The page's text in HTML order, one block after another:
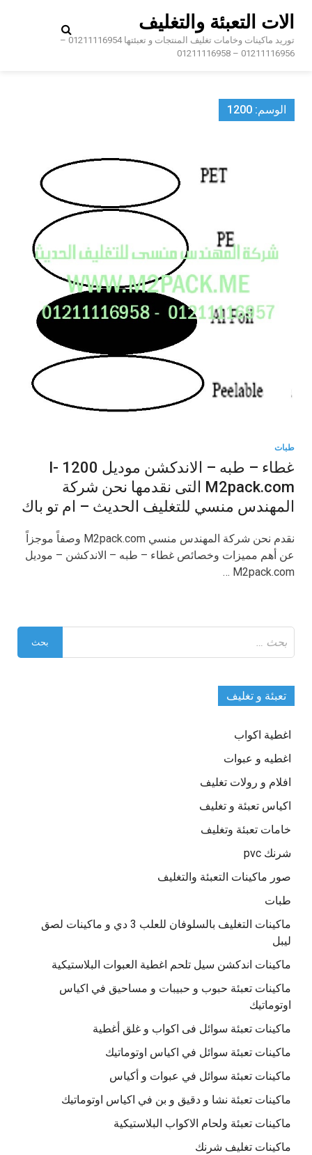
content
الات التعبئة والتغليف
توريد ماكينات وخامات تغليف المنتجات و تعبئتها 01211116954 –
01211116956 – 01211116958
الوسم: 1200
طبات
غطاء – طبه – الاندكشن موديل I- 1200
M2pack.com التى نقدمها نحن شركة
المهندس منسي للتغليف الحديث – ام تو باك
نقدم نحن شركة المهندس منسي M2pack.com وصفاً موجزاً
عن أهم مميزات وخصائص غطاء – طبه – الاندكشن – موديل
M2pack.com …
عن:
تعبئة و تغليف
اغطية اكواب
اغطيه و عبوات
افلام و رولات تغليف
اكياس تعبئة و تغليف
خامات تعبئة وتغليف
شرنك pvc
صور ماكينات التعبئة والتغليف
طبات
ماكينات التغليف بالسلوفان للعلب 3 دي و ماكينات لصق
ليبل
ماكينات اندكشن سيل تلحم اغطية العبوات البلاستيكية
ماكينات تعبئة حبوب و حبيبات و مساحيق في اكياس
اوتوماتيك
ماكينات تعبئة سوائل فى اكواب و غلق أغطية
ماكينات تعبئة سوائل في اكياس اوتوماتيك
ماكينات تعبئة سوائل في عبوات و أكياس
ماكينات تعبئة نشا و دقيق و بن في اكياس اوتوماتيك
ماكينات تعبئة ولحام الاكواب البلاستيكية
ماكينات تغليف شرنك